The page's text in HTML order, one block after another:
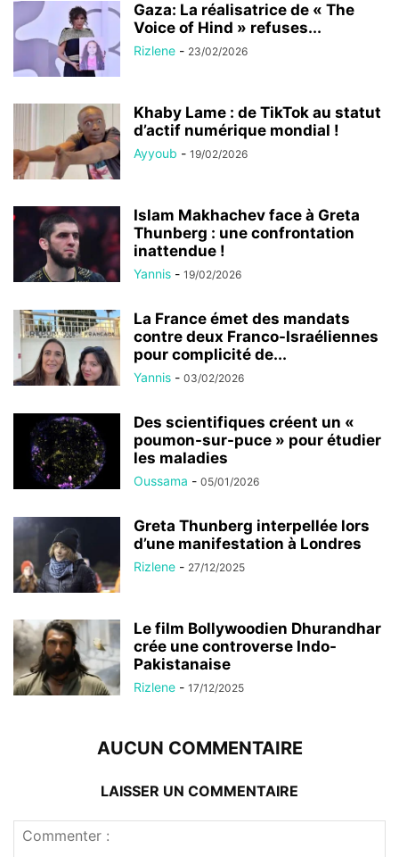
Gaza: La réalisatrice de « The
Voice of Hind » refuses...
Rizlene - 23/02/2026
Khaby Lame : de TikTok au statut
d’actif numérique mondial !
Ayyoub - 19/02/2026
Islam Makhachev face à Greta
Thunberg : une confrontation
inattendue !
Yannis - 19/02/2026
La France émet des mandats
contre deux Franco-Israéliennes
pour complicité de...
Yannis - 03/02/2026
Des scientifiques créent un «
poumon-sur-puce » pour étudier
les maladies
Oussama - 05/01/2026
Greta Thunberg interpellée lors
d’une manifestation à Londres
Rizlene - 27/12/2025
Le film Bollywoodien Dhurandhar
crée une controverse Indo-
Pakistanaise
Rizlene - 17/12/2025
AUCUN COMMENTAIRE
LAISSER UN COMMENTAIRE